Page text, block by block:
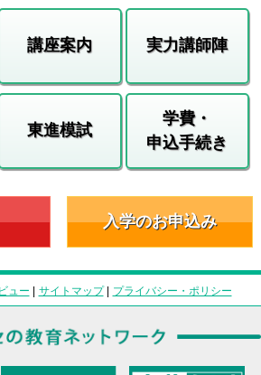
講座案内 実力講師陣
東進模試
学費・
申込手続き
入学のお申込み
ュー | サイトマップ| プライバシー・ポリシー